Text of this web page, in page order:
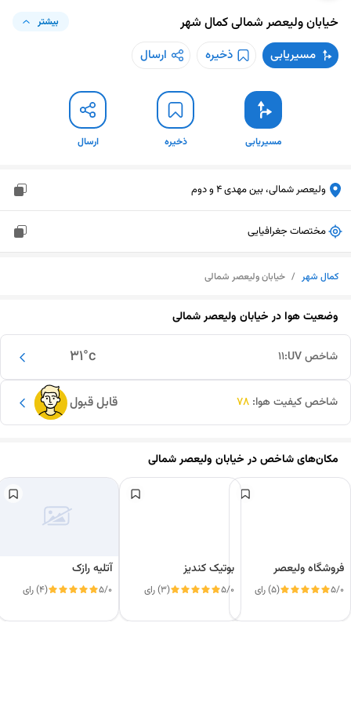
خیابان ولیعصر شمالیکمال شهر بیشتر
مسیریابی ذخیره ارسال
مسیریابی ذخیره ارسال
ولیعصر شمالی، بین مهدی 4 و دوم
مختصات جغرافیایی
کمال شهر / خیابان ولیعصر شمالی
وضعیت هوا درخیابان ولیعصر شمالی
31°c شاخص UV: 11
قابل قبول شاخص کیفیت هوا: 78
مکان‌های شاخص درخیابان ولیعصر شمالی
فروشگاه ولیعصر
5/0 (5) رای
بوتیک کندیز
5/0 (3) رای
آتلیه رازک
5/0 (4) رای